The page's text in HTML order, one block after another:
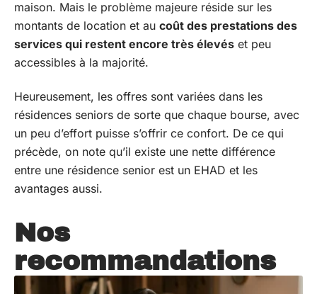
maison. Mais le problème majeure réside sur les
montants de location et au coût des prestations des
services qui restent encore très élevés et peu
accessibles à la majorité.
Heureusement, les offres sont variées dans les
résidences seniors de sorte que chaque bourse, avec
un peu d’effort puisse s’offrir ce confort. De ce qui
précède, on note qu’il existe une nette différence
entre une résidence senior est un EHAD et les
avantages aussi.
Nos
recommandations